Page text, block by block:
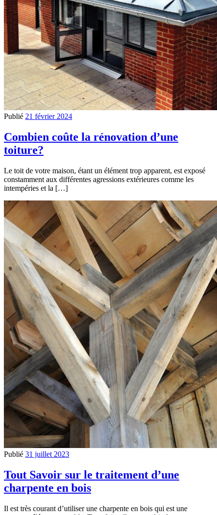
Publié 21 février 2024
Combien coûte la rénovation d’une
toiture?
Le toit de votre maison, étant un élément trop apparent, est exposé
constamment aux différentes agressions extérieures comme les
intempéries et la […]
Publié 31 juillet 2023
Tout Savoir sur le traitement d’une
charpente en bois
Il est très courant d’utiliser une charpente en bois qui est une